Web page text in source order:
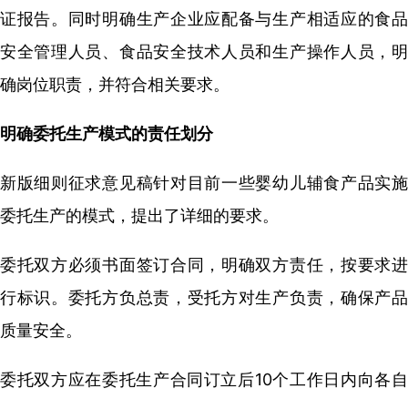
证报告。同时明确生产企业应配备与生产相适应的食品
安全管理人员、食品安全技术人员和生产操作人员，明
确岗位职责，并符合相关要求。
明确委托生产模式的责任划分
新版细则征求意见稿针对目前一些婴幼儿辅食产品实施
委托生产的模式，提出了详细的要求。
委托双方必须书面签订合同，明确双方责任，按要求进
行标识。委托方负总责，受托方对生产负责，确保产品
质量安全。
委托双方应在委托生产合同订立后10个工作日内向各自